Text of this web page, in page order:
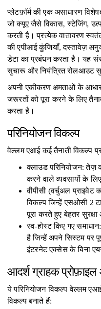
प्लेटफ़ॉर्म की एक असाधारण
जो क्यूए जैसे विकास, स्टेजिंग,
करती है। प्रत्येक वातावरण
की एपीआई कुंजियाँ, दस्तावेज़
डेटा का प्रबंधन करता है। यह
सुचारू और नियंत्रित रोलआउट
अपनी एकीकरण क्षमताओं के
जरूरतों को पूरा करने के लिए
करता है।
परिनियोजन विकल्प
वेल्लम एआई कई तैनाती विकल्प
क्लाउड परिनियोजन: तेज़
करने वाले व्यवसायों के
वीपीसी (वर्चुअल
विकल्प जिन्हें एसओसी 2
पूरा करते हुए बेहतर
स्व-होस्ट किए गए
है जिन्हें अपने सिस्टम पर
इंटरनेट एक्सेस के बिना
आदर्श ग्राहक
ये परिनियोजन विकल्प वेल्लम
विकल्प बनाते हैं: